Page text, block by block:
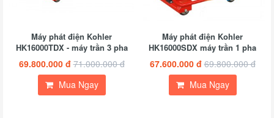
Máy phát điện Kohler
HK16000TDX - máy trần 3 pha
69.800.000 đ 71.000.000 đ
Mua Ngay
Máy phát điện Kohler
HK16000SDX máy trần 1 pha
67.600.000 đ 69.800.000 đ
Mua Ngay